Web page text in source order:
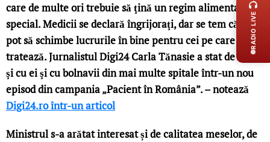
care de multe ori trebuie să ţină un regim alimentar
special. Medicii se declară îngrijoraţi, dar se tem că nu
pot să schimbe lucrurile în bine pentru cei pe care îi
tratează. Jurnalistul Digi24 Carla Tănasie a stat de vorbă
şi cu ei şi cu bolnavii din mai multe spitale într-un nou
episod din campania „Pacient în România”. – notează
Digi24.ro într-un articol
Ministrul s-a arătat interesat și de calitatea meselor, de
RADIO LIVE